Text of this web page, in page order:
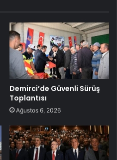
Demirci’de Güvenli Sürüş
Toplantısı
Ağustos 6, 2026